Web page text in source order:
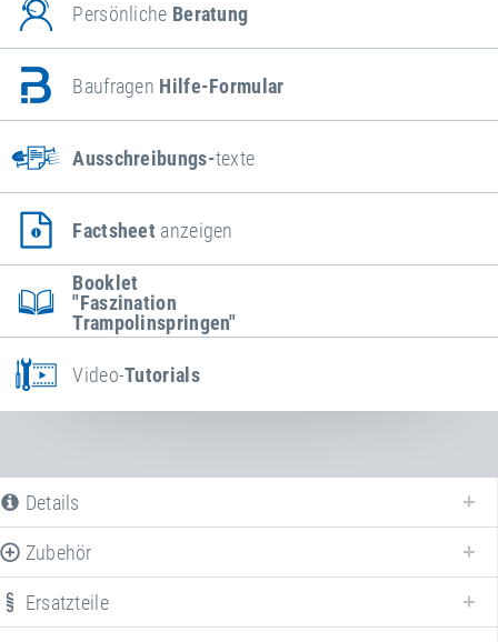
Persönliche Beratung
Baufragen Hilfe-Formular
Ausschreibungs-texte
Factsheet anzeigen
Booklet
"Faszination
Trampolinspringen"
Video-Tutorials
Details
Zubehör
Ersatzteile